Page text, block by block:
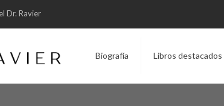
Dr. Ravier
Biografía Libros destacados